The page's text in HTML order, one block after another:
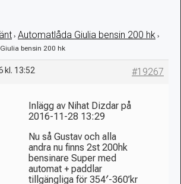
› Automatlåda Giulia bensin 200 hk ›
bensin 200 hk
kl. 13:52
#19267
Inlägg av Nihat Dizdar på
2016-11-28 13:29
Nu så Gustav och alla
andra nu finns 2st 200hk
bensinare Super med
automat + paddlar
tillgängliga för 354′-360’kr